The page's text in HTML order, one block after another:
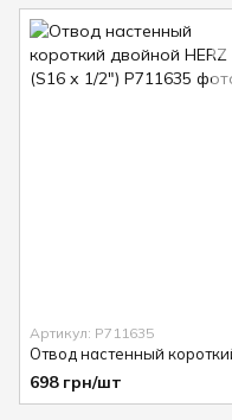
Артикул: P711635
698 грн/шт